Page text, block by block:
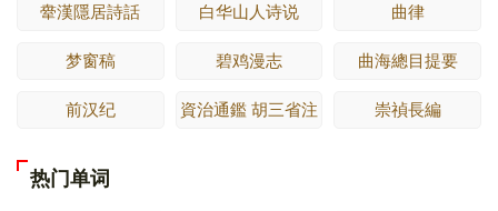
舝漢隱居詩話 白华山人诗说 曲律
梦窗稿 碧鸡漫志 曲海總目提要
前汉纪 資治通鑑 胡三省注 崇禎長編
热门单词